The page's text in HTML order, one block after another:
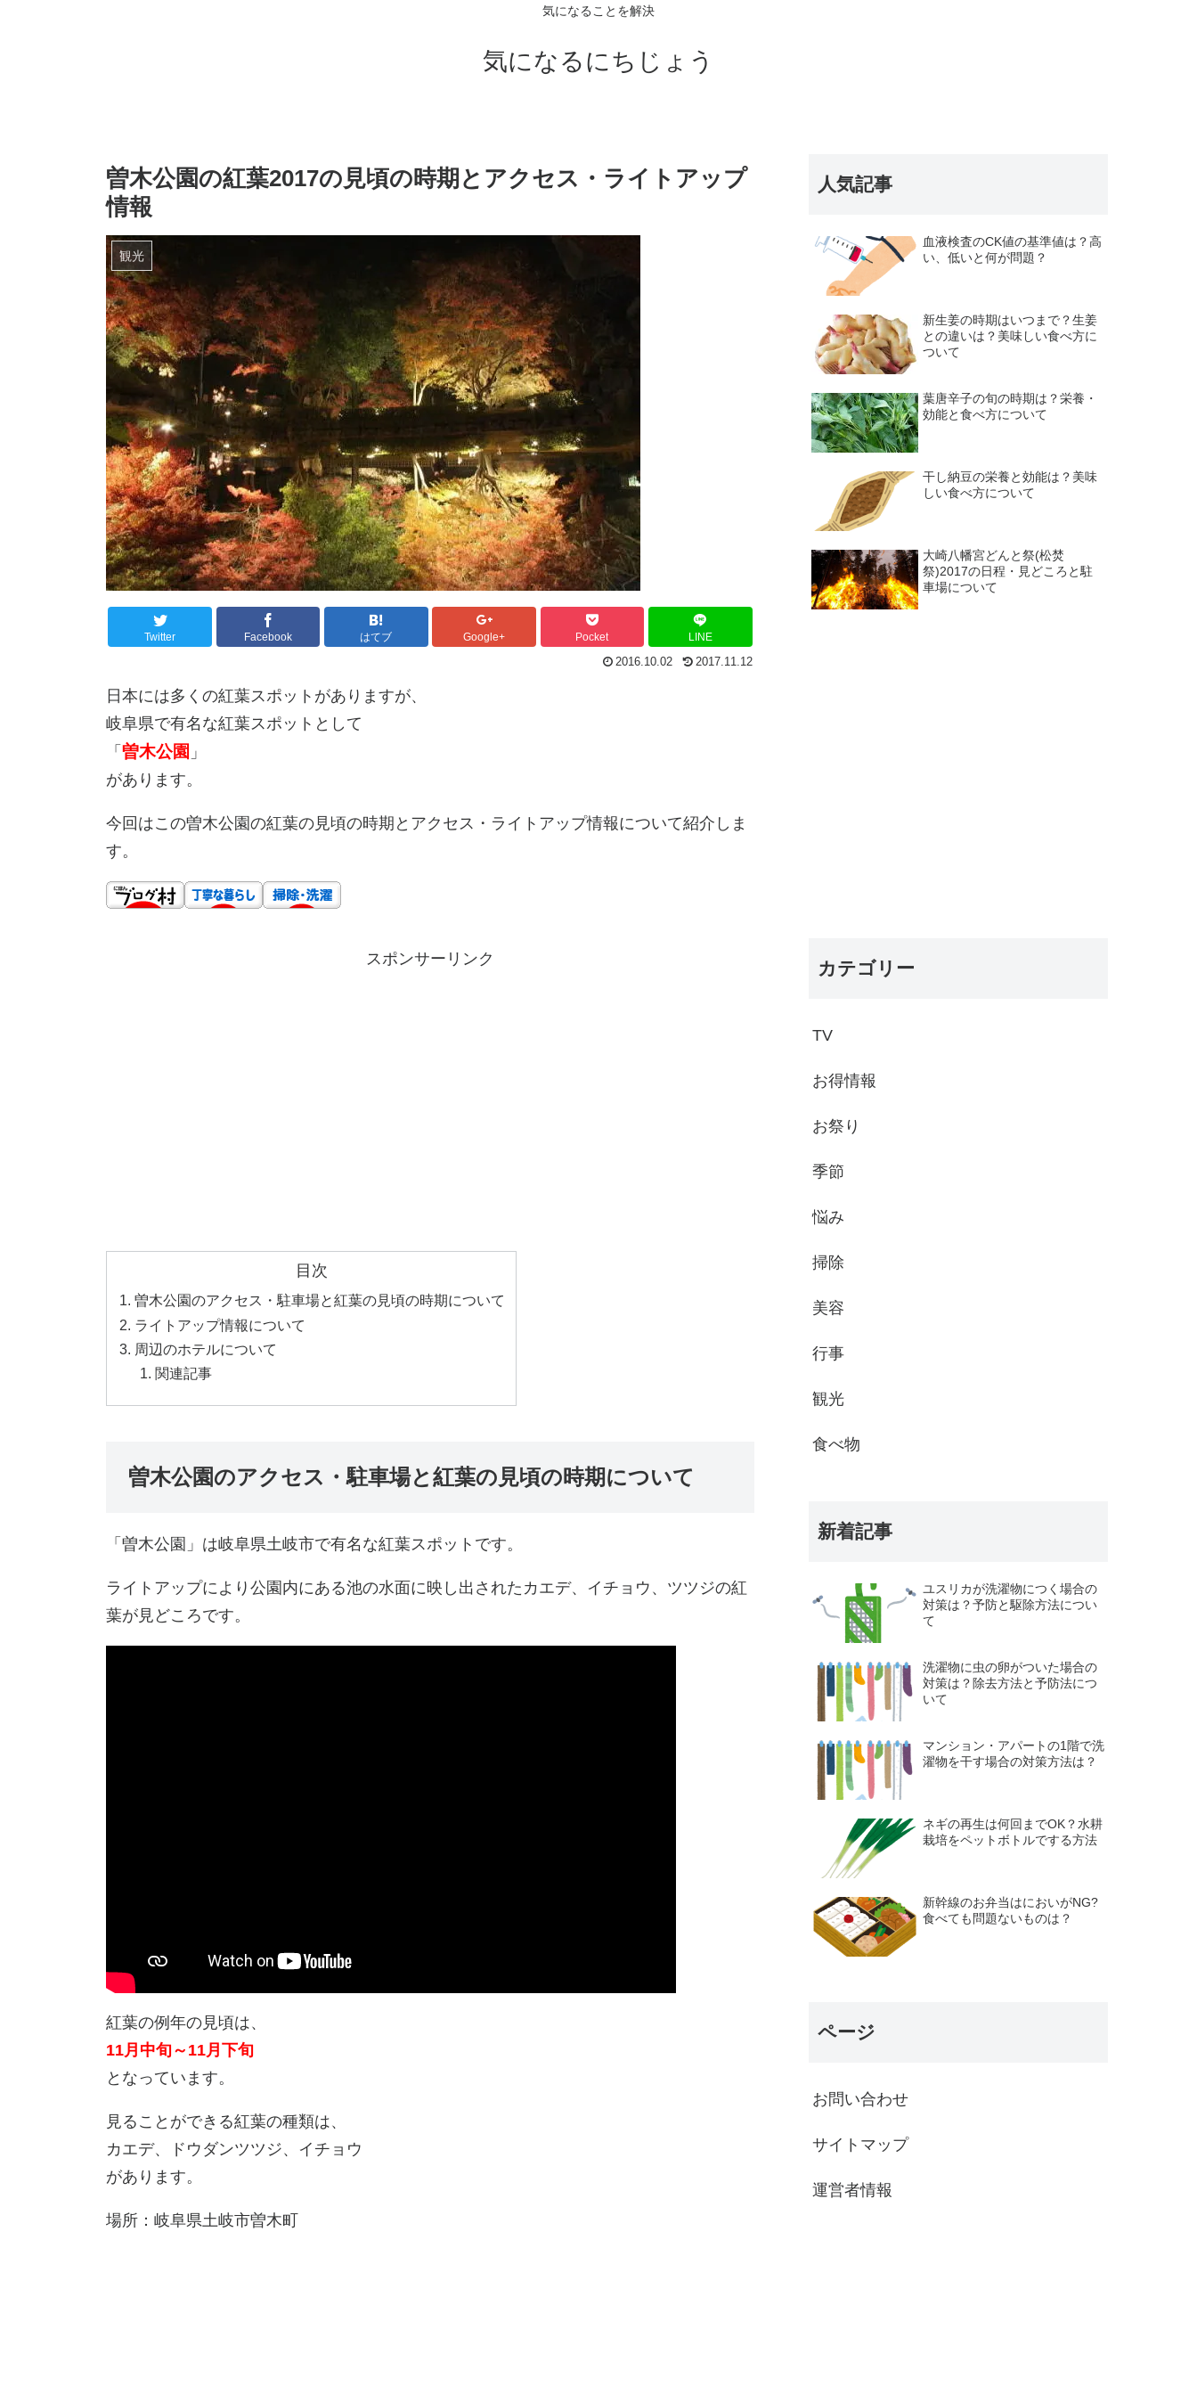
気になることを解決
気になるにちじょう
曽木公園の紅葉2017の見頃の時期とアクセス・ライトアップ
情報
観光
Twitter Facebook はてブ Google+ Pocket LINE
2016.10.02 2017.11.12
日本には多くの紅葉スポットがありますが、
岐阜県で有名な紅葉スポットとして
「 曽木公園 」
があります。
今回はこの曽木公園の紅葉の見頃の時期とアクセス・ライトアップ情報について紹介しま
す。
スポンサーリンク
目次
曽木公園のアクセス・駐車場と紅葉の見頃の時期について
ライトアップ情報について
周辺のホテルについて
関連記事
曽木公園のアクセス・駐車場と紅葉の見頃の時期について
「曽木公園」は岐阜県土岐市で有名な紅葉スポットです。
ライトアップにより公園内にある池の水面に映し出されたカエデ、イチョウ、ツツジの紅
葉が見どころです。
紅葉の例年の見頃は、
11月中旬～11月下旬
となっています。
見ることができる紅葉の種類は、
カエデ、ドウダンツツジ、イチョウ
があります。
場所：岐阜県土岐市曽木町
人気記事
血液検査のCK値の基準値は？高
い、低いと何が問題？
新生姜の時期はいつまで？生姜
との違いは？美味しい食べ方に
ついて
葉唐辛子の旬の時期は？栄養・
効能と食べ方について
干し納豆の栄養と効能は？美味
しい食べ方について
大崎八幡宮どんと祭(松焚
祭)2017の日程・見どころと駐
車場について
カテゴリー
TV
お得情報
お祭り
季節
悩み
掃除
美容
行事
観光
食べ物
新着記事
ユスリカが洗濯物につく場合の
対策は？予防と駆除方法につい
て
洗濯物に虫の卵がついた場合の
対策は？除去方法と予防法につ
いて
マンション・アパートの1階で洗
濯物を干す場合の対策方法は？
ネギの再生は何回までOK？水耕
栽培をペットボトルでする方法
新幹線のお弁当はにおいがNG?
食べても問題ないものは？
ページ
お問い合わせ
サイトマップ
運営者情報